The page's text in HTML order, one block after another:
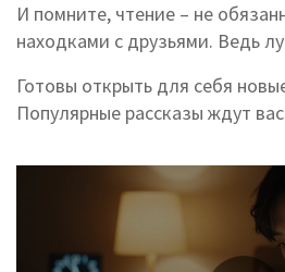
И помните, чтение – не
находками с друзьями. Ведь
Готовы открыть для себя
Популярные рассказы ждут